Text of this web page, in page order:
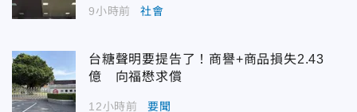
9小時前 社會
台糖聲明要提告了！商譽+商品損失2.43
億 向福懋求償
12小時前 要聞